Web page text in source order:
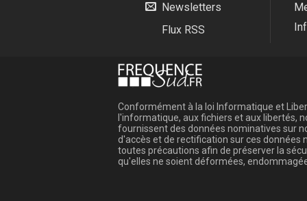
Newsletters
Flux RSS
Conformément à la loi Informatique et
l'informatique, aux fichiers et aux libertés,
fournissent des données nominatives sur
d'accès et de rectification sur ces données
toutes précautions afin de préserver la
qu'elles ne soient déformées,